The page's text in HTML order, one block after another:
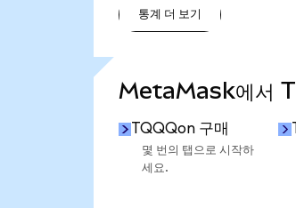
통계 더 보기
MetaMask에서
TQQQon 구매
몇 번의 탭으로 시작하
세요.